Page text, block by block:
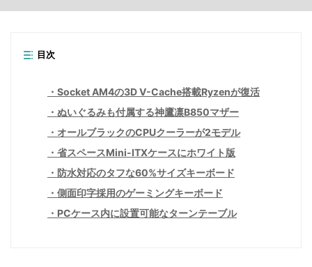
目次
Socket AM4の3D V-Cache搭載Ryzenが復活
ぬいぐるみも付属する神鷹凛B850マザー
オールブラックのCPUクーラーが2モデル
省スペースMini-ITXケースにホワイト版
防水対応のタフな60%サイズキーボード
側面印字採用のゲーミングキーボード
PCケース内に設置可能なターンテーブル